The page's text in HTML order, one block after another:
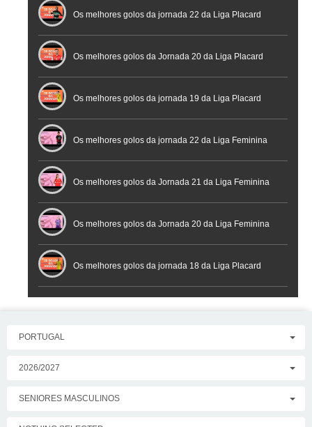
Futebol
Futsal | Documentário
Os melhores golos da jornada 22 da Liga Placard
Os melhores golos da Jornada 20 da Liga Placard
Futsal
Os melhores golos da jornada 19 da Liga Placard
Os melhores golos da jornada 22 da Liga Feminina
Placard
Os melhores golos da Jornada 21 da Liga Feminina
Placard
Os melhores golos da Jornada 20 da Liga Feminina
Placard
Os melhores golos da jornada 18 da Liga Placard
PORTUGAL
2026/2027
SENIORES MASCULINOS